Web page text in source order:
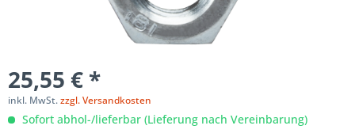
25,55 € *
inkl. MwSt.zzgl. Versandkosten
Sofort abhol-/lieferbar (Lieferung nach Vereinbarung)